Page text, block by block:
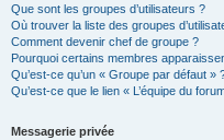
Que sont les groupes d’utilisateurs ?
Où trouver la liste des groupes
Comment devenir chef de groupe ?
Pourquoi certains membres
Qu’est-ce qu’un « Groupe par défaut »
Qu’est-ce que le lien « L’équipe du
Messagerie privée